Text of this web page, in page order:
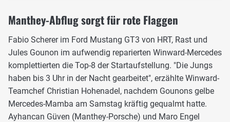
Manthey-Abflug sorgt für rote Flaggen
Fabio Scherer im Ford Mustang GT3 von HRT, Rast und
Jules Gounon im aufwendig reparierten Winward-Mercedes
komplettierten die Top-8 der Startaufstellung. "Die Jungs
haben bis 3 Uhr in der Nacht gearbeitet", erzählte Winward-
Teamchef Christian Hohenadel, nachdem Gounons gelbe
Mercedes-Mamba am Samstag kräftig gequalmt hatte.
Ayhancan Güven (Manthey-Porsche) und Maro Engel